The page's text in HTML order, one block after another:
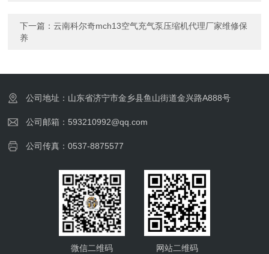
下一篇：云南科尔奇mch13空气充气泵压缩机代理厂家维修保
养
公司地址：山东省济宁市金乡县鱼山街道金兴路A888号
公司邮箱：593210992@qq.com
公司传真：0537-8875577
微信二维码 网站二维码